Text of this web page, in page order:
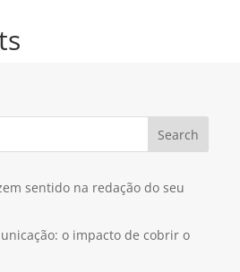
Search
sentido na redação do seu
o impacto de cobrir o